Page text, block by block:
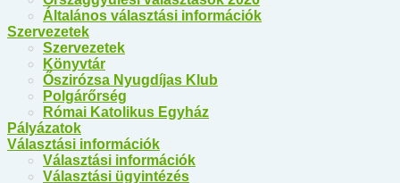
Általános választási információk
Szervezetek
Szervezetek
Könyvtár
Őszirózsa Nyugdíjas Klub
Polgárőrség
Római Katolikus Egyház
Pályázatok
Választási információk
Választási információk
Választási ügyintézés